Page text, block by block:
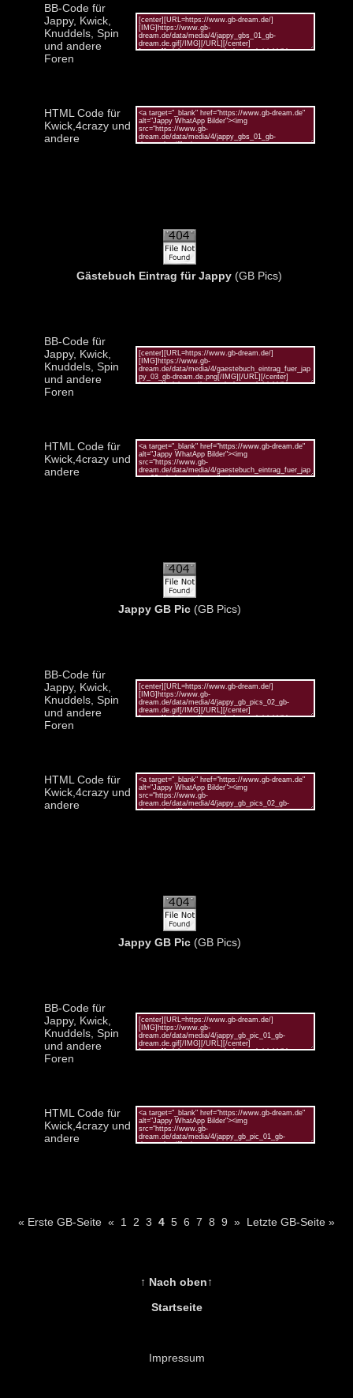
BB-Code für
Jappy, Kwick,
Knuddels, Spin
und andere
Foren
HTML Code für
Kwick,4crazy und
andere
Gästebuch Eintrag für Jappy (GB Pics)
BB-Code für
Jappy, Kwick,
Knuddels, Spin
und andere
Foren
HTML Code für
Kwick,4crazy und
andere
Jappy GB Pic(GB Pics)
BB-Code für
Jappy, Kwick,
Knuddels, Spin
und andere
Foren
HTML Code für
Kwick,4crazy und
andere
Jappy GB Pic(GB Pics)
BB-Code für
Jappy, Kwick,
Knuddels, Spin
und andere
Foren
HTML Code für
Kwick,4crazy und
andere
« Erste GB-Seite « 1 2 3 4 5 6 7 8 9 » Letzte GB-Seite »
↑ Nach oben↑
Startseite
Impressum